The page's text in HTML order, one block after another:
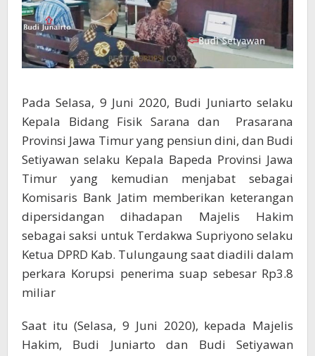
Pada Selasa, 9 Juni 2020, Budi Juniarto selaku
Kepala Bidang Fisik Sarana dan Prasarana
Provinsi Jawa Timur yang pensiun dini, dan Budi
Setiyawan selaku Kepala Bapeda Provinsi Jawa
Timur yang kemudian menjabat sebagai
Komisaris Bank Jatim memberikan keterangan
dipersidangan dihadapan Majelis Hakim
sebagai saksi untuk Terdakwa Supriyono selaku
Ketua DPRD Kab. Tulungaung saat diadili dalam
perkara Korupsi penerima suap sebesar Rp3.8
miliar
Saat itu (Selasa, 9 Juni 2020), kepada Majelis
Hakim, Budi Juniarto dan Budi Setiyawan